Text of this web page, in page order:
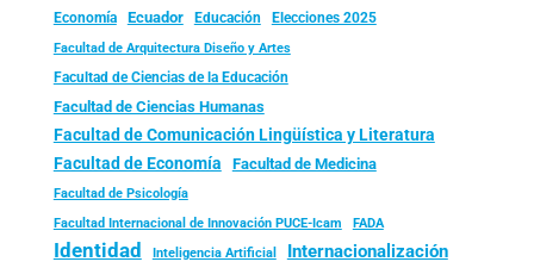
Economía Ecuador Educación Elecciones 2025
Facultad de Arquitectura Diseño y Artes
Facultad de Ciencias de la Educación
Facultad de Ciencias Humanas
Facultad de Comunicación Lingüística y Literatura
Facultad de Economía Facultad de Medicina
Facultad de Psicología
Facultad Internacional de Innovación PUCE-Icam FADA
Identidad Inteligencia Artificial Internacionalización